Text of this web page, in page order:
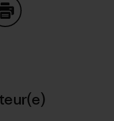
sur Copy Link